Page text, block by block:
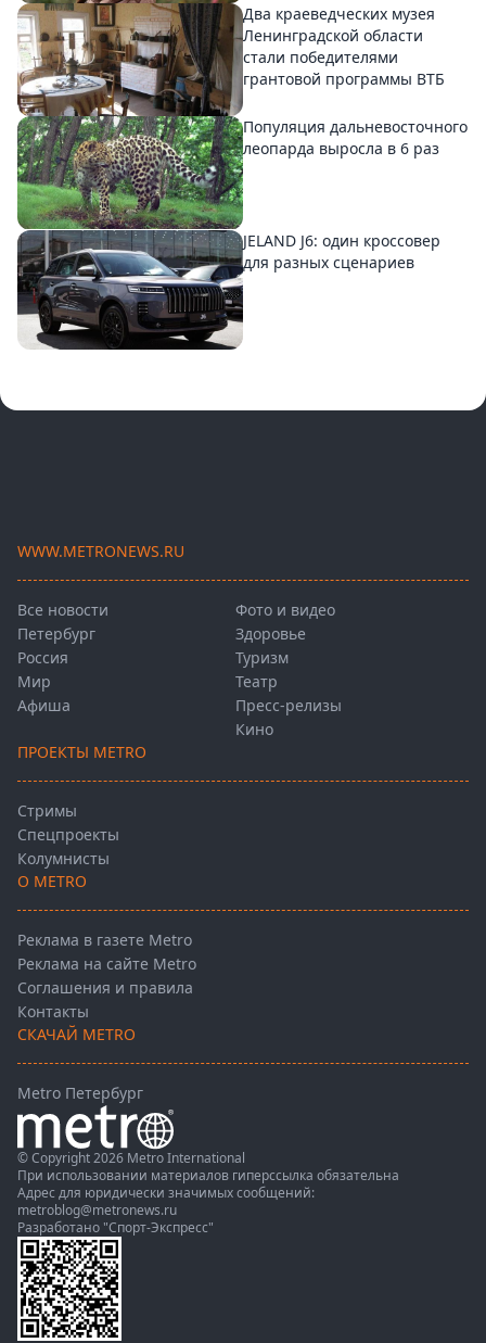
Два краеведческих музея
Ленинградской области
стали победителями
грантовой программы ВТБ
Популяция дальневосточного
леопарда выросла в 6 раз
JELAND J6: один кроссовер
для разных сценариев
WWW.METRONEWS.RU
Все новости
Петербург
Россия
Мир
Афиша
Фото и видео
Здоровье
Туризм
Театр
Пресс-релизы
Кино
ПРОЕКТЫ METRO
Стримы
Спецпроекты
Колумнисты
О METRO
Реклама в газете Metro
Реклама на сайте Metro
Соглашения и правила
Контакты
СКАЧАЙ METRO
Metro Петербург
© Copyright 2026 Metro International
При использовании материалов гиперссылка обязательна
Адрес для юридически значимых сообщений:
metroblog@metronews.ru
Разработано "Спорт-Экспресс"